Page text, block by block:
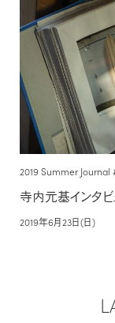
2019 Summer Journal
寺内元基インタビ
2019年6月23日(日)